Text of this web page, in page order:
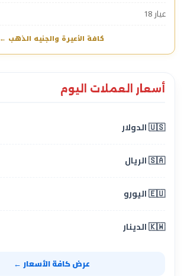
عيار 18
كافة الأعيرة والجنيه الذهب ←
أسعار العملات اليوم
🇺🇸 الدولار
🇸🇦 الريال
🇪🇺 اليورو
🇰🇼 الدينار
عرض كافة الأسعار ←